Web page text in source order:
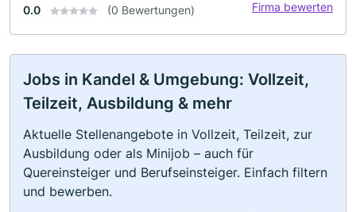
0.0 (0 Bewertungen) Firma bewerten
Jobs in Kandel & Umgebung: Vollzeit,
Teilzeit, Ausbildung & mehr
Aktuelle Stellenangebote in Vollzeit, Teilzeit, zur
Ausbildung oder als Minijob – auch für
Quereinsteiger und Berufseinsteiger. Einfach filtern
und bewerben.